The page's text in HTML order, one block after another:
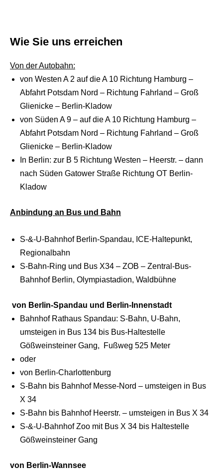
Wie Sie uns erreichen
Von der Autobahn:
von Westen A 2 auf die A 10 Richtung Hamburg –
Abfahrt Potsdam Nord – Richtung Fahrland – Groß
Glienicke – Berlin-Kladow
von Süden A 9 – auf die A 10 Richtung Hamburg –
Abfahrt Potsdam Nord – Richtung Fahrland – Groß
Glienicke – Berlin-Kladow
In Berlin: zur B 5 Richtung Westen – Heerstr. – dann
nach Süden Gatower Straße Richtung OT Berlin-
Kladow
Anbindung an Bus und Bahn
S-&-U-Bahnhof Berlin-Spandau, ICE-Haltepunkt,
Regionalbahn
S-Bahn-Ring und Bus X34 – ZOB – Zentral-Bus-
Bahnhof Berlin, Olympiastadion, Waldbühne
von Berlin-Spandau und Berlin-Innenstadt
Bahnhof Rathaus Spandau: S-Bahn, U-Bahn,
umsteigen in Bus 134 bis Bus-Haltestelle
Gößweinsteiner Gang, Fußweg 525 Meter
oder
von Berlin-Charlottenburg
S-Bahn bis Bahnhof Messe-Nord – umsteigen in Bus
X 34
S-Bahn bis Bahnhof Heerstr. – umsteigen in Bus X 34
S-&-U-Bahnhof Zoo mit Bus X 34 bis Haltestelle
Gößweinsteiner Gang
von Berlin-Wannsee